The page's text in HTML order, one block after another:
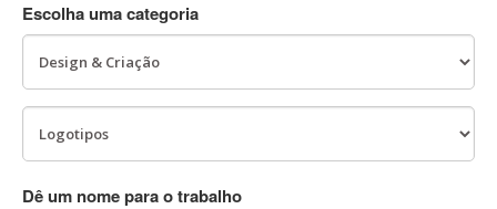
Escolha uma categoria
Dê um nome para o trabalho